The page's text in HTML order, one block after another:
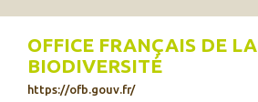
OFFICE FRANÇAIS DE LA
BIODIVERSITÉ
https://ofb.gouv.fr/